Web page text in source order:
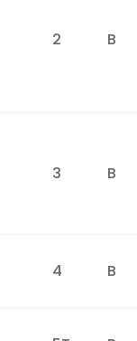
2 B
3 B
4 B